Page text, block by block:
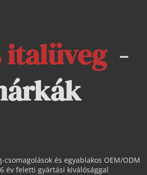
italüveg -
és egyablakos OEM/ODM
év feletti gyártási kiválósággal